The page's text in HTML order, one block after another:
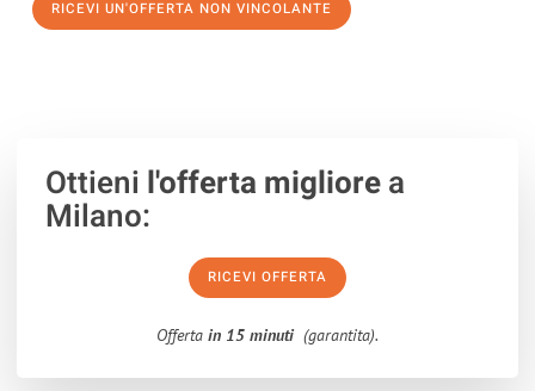
RICEVI UN'OFFERTA NON VINCOLANTE
Ottieni l'offerta migliorea
Milano:
RICEVI OFFERTA
Offerta in 15 minuti (garantita).